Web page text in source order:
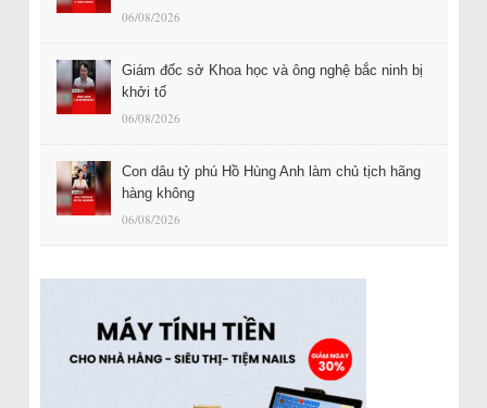
06/08/2026
Giám đốc sở Khoa học và ông nghệ bắc ninh bị
khởi tố
06/08/2026
Con dâu tỷ phú Hồ Hùng Anh làm chủ tịch hãng
hàng không
06/08/2026